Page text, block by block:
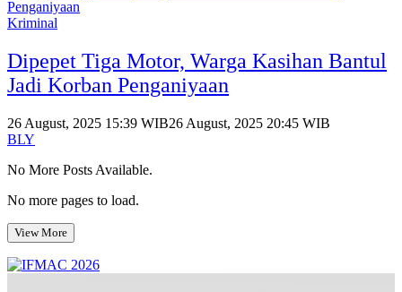
Kriminal
Dipepet Tiga Motor, Warga Kasihan Bantul
Jadi Korban Penganiyaan
26 August, 2025 15:39 WIB26 August, 2025 20:45 WIB
BLY
No More Posts Available.
No more pages to load.
View More